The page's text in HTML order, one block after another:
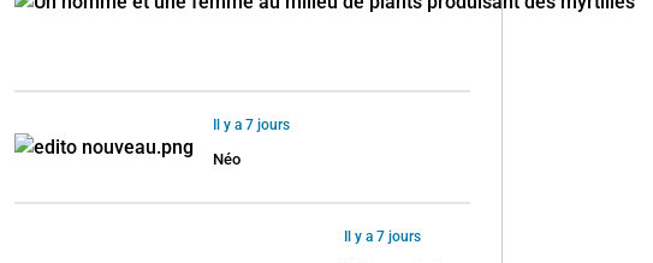
Il y a 7 jours
Néo
Il y a 7 jours